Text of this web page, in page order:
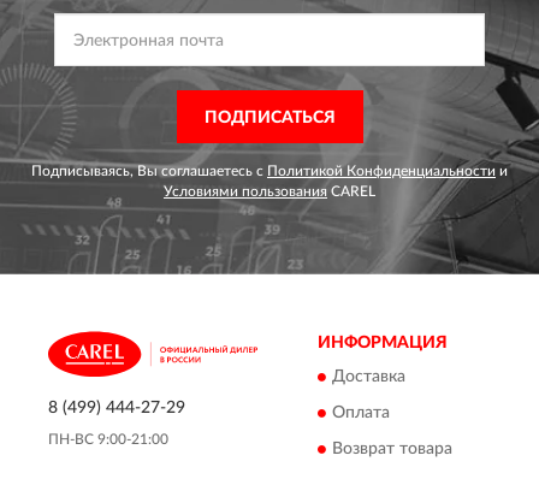
ПОДПИСАТЬСЯ
Подписываясь, Вы соглашаетесь с Политикой Конфиденциальности и
Условиями пользования CAREL
8 (499) 444-27-29
ПН-ВС 9:00-21:00
ИНФОРМАЦИЯ
Доставка
Оплата
Возврат товара